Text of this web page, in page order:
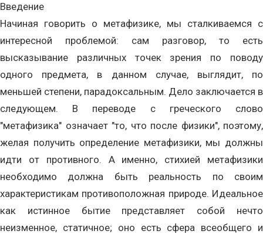
Введение
Начиная говорить о метафизике, мы сталкиваемся с
интересной проблемой: сам разговор, то есть
высказывание различных точек зрения по поводу
одного предмета, в данном случае, выглядит, по
меньшей степени, парадоксальным. Дело заключается в
следующем. В переводе с греческого слово
"метафизика" означает "то, что после физики", поэтому,
желая получить определение метафизики, мы должны
идти от противного. А именно, стихией метафизики
необходимо должна быть реальность по своим
характеристикам противоположная природе. Идеальное
как истинное бытие представляет собой нечто
неизменное, статичное; оно есть сфера всеобщего и